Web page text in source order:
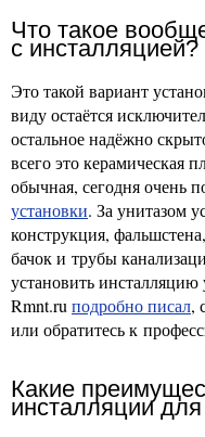
Что такое
с инсталляцией?
Это такой вариант
виду остаётся
остальное надёжно
всего это керамическая
обычная, сегодня очень
установки. За унитазом
конструкция,
бачок и трубы
установить
Rmnt.ru подробно писал,
или обратитесь к
Какие
инсталляции для